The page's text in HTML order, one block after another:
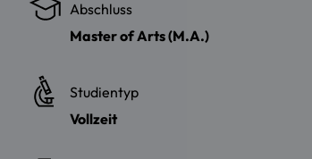
Abschluss
Master of Arts (M.A.)
Studientyp
Vollzeit